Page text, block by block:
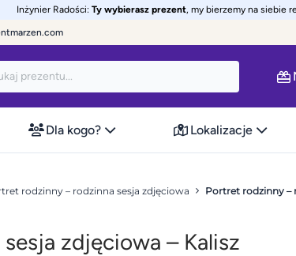
Inżynier Radości: Ty wybierasz prezent, my bierzemy na siebie
Dla kogo? Lokalizacje
rodzinny – rodzinna sesja zdjęciowa Portret rodzinny –
zdjęciowa – Kalisz